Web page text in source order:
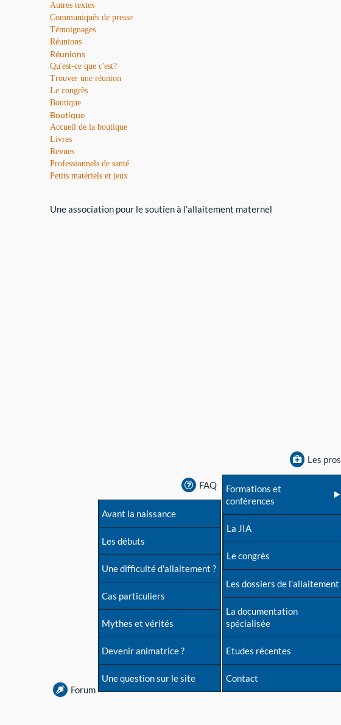
Autres textes
Communiqués de presse
Témoignages
Réunions
Réunions
Qu'est-ce que c'est?
Trouver une réunion
Le congrès
Boutique
Boutique
Accueil de la boutique
Livres
Revues
Professionnels de santé
Petits matériels et jeux
Une association pour le soutien à l’allaitement maternel
Forum
FAQ
Avant la naissance
Les débuts
Une difficulté d'allaitement ?
Cas particuliers
Mythes et vérités
Devenir animatrice ?
Une question sur le site
Les pros
Formations et
conférences
La JIA
Le congrès
Les dossiers de l'allaitement
La documentation
spécialisée
Etudes récentes
Contact